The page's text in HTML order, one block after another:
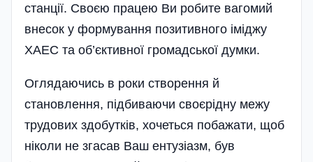
станції. Своєю працею Ви робите вагомий
внесок у формування позитивного іміджу
ХАЕС та об’єктивної громадської думки.
Оглядаючись в роки створення й
становлення, підбиваючи своєрідну межу
трудових здобутків, хочеться побажати, щоб
ніколи не згасав Ваш ентузіазм, був